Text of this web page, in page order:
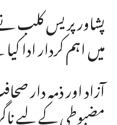
پشاور پریس کلب
میں اہم کردار ادا
آزاد اور ذمہ دار
مضبوطی کے لیے